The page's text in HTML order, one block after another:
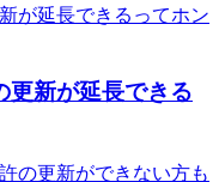
更新が延長できる
の更新ができない方も